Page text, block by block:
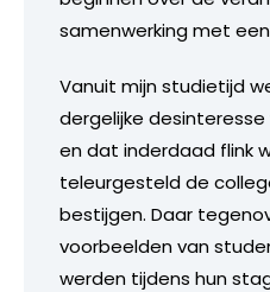
samenwerking met
Vanuit mijn studietijd
dergelijke
en dat inderdaad flink
teleurgesteld de
bestijgen. Daar
voorbeelden van
werden tijdens hun